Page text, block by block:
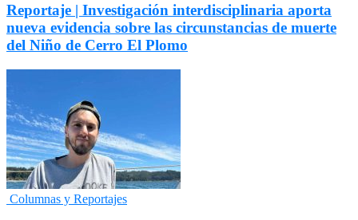
Reportaje | Investigación interdisciplinaria aporta
nueva evidencia sobre las circunstancias de muerte
del Niño de Cerro El Plomo
Columnas y Reportajes